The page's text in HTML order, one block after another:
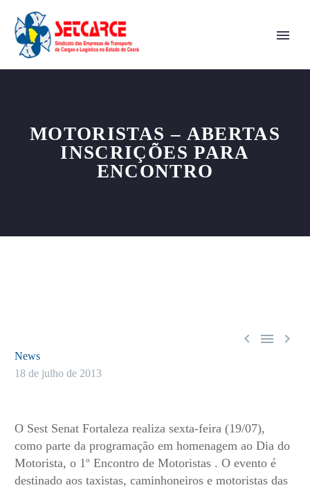
MOTORISTAS – ABERTAS
INSCRIÇÕES PARA
ENCONTRO
  
News
18 de julho de 2013
O Sest Senat Fortaleza realiza sexta-feira (19/07),
como parte da programação em homenagem ao Dia do
Motorista, o 1º Encontro de Motoristas . O evento é
destinado aos taxistas, caminhoneiros e motoristas das